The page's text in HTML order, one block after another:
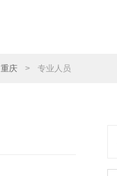
重庆 > 专业人员